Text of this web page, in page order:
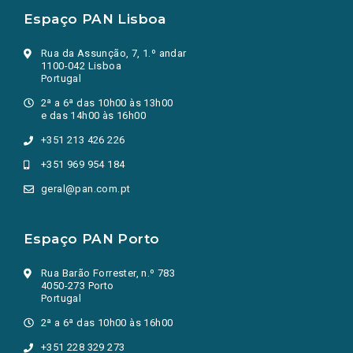
Espaço PAN Lisboa
Rua da Assunção, 7, 1.º andar
1100-042 Lisboa
Portugal
2ª a 6ª das 10h00 às 13h00
e das 14h00 às 16h00
+351 213 426 226
+351 969 954 184
geral@pan.com.pt
Espaço PAN Porto
Rua Barão Forrester, n.º 783
4050-273 Porto
Portugal
2ª a 6ª das 10h00 às 16h00
+351 228 329 273